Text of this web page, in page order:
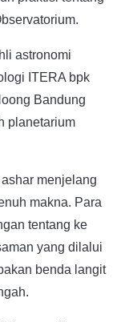
astronomi
ITERA bpk
Bandung
planetarium
menjelang
makna. Para
tentang ke
yang dilalui
benda langit